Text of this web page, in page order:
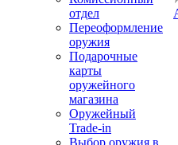
отдел
Переоформление
оружия
Подарочные
карты
оружейного
магазина
Оружейный
Trade-in
Выбор оружия в